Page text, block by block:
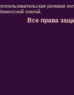
ролевая
платой.
Все права